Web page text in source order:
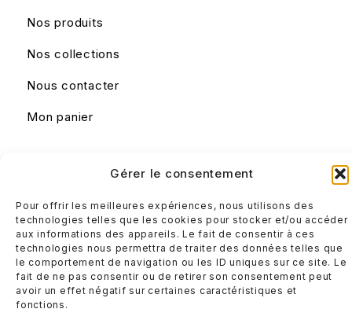
Gérer le consentement
Pour offrir les meilleures expériences, nous utilisons des
technologies telles que les cookies pour stocker et/ou accéder
aux informations des appareils. Le fait de consentir à ces
technologies nous permettra de traiter des données telles que
le comportement de navigation ou les ID uniques sur ce site. Le
fait de ne pas consentir ou de retirer son consentement peut
avoir un effet négatif sur certaines caractéristiques et
fonctions.
Nos produits
Nos collections
Nous contacter
Mon panier
Mentions légales
Conditions générales de ventes